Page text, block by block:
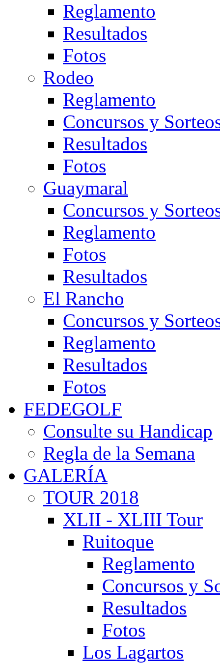
Reglamento
Resultados
Fotos
Rodeo
Reglamento
Concursos y
Resultados
Fotos
Guaymaral
Concursos y
Reglamento
Fotos
Resultados
El Rancho
Concursos y
Reglamento
Resultados
Fotos
FEDEGOLF
Consulte su Handicap
Regla de la Semana
GALERÍA
TOUR 2018
XLII - XLIII Tour
Ruitoque
Reglamento
Concursos y
Resultados
Fotos
Los Lagartos